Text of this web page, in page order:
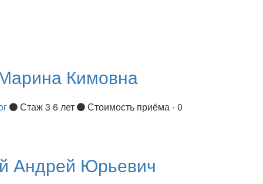
Кимовна
Стаж 3 6 лет Стоимость приёма - 0
Андрей Юрьевич